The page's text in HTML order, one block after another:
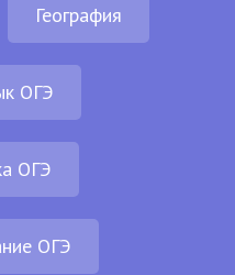
География
ОГЭ
ОГЭ
ОГЭ